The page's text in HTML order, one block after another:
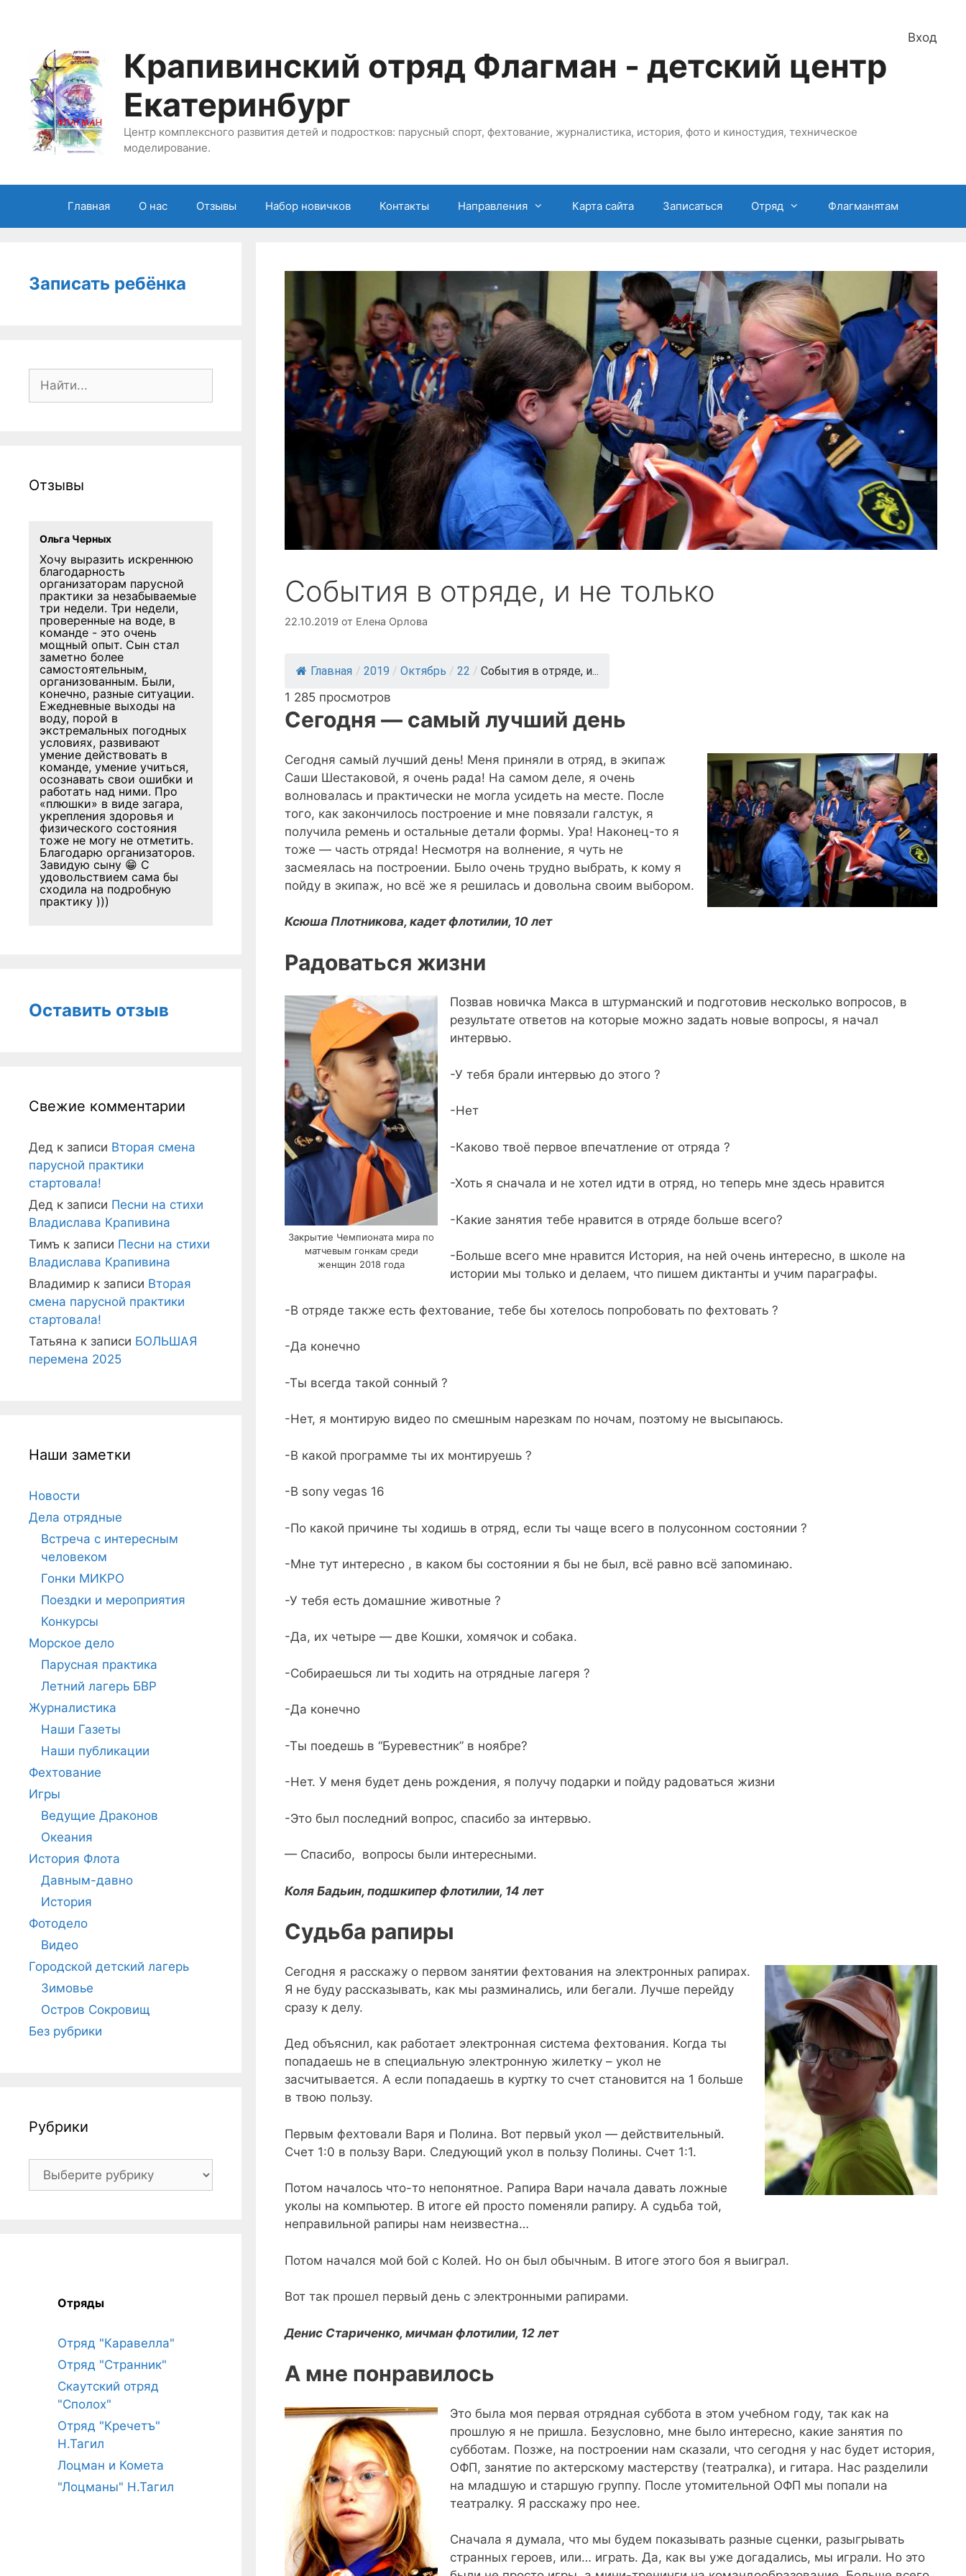
Вход
Крапивинский отряд Флагман - детский центр
Екатеринбург
Центр комплексного развития детей и подростков: парусный спорт, фехтование, журналистика, история, фото и киностудия, техническое
моделирование.
Главная О нас Отзывы Набор новичков Контакты Направления Карта сайта Записаться Отряд Флагманятам
События в отряде, и не только
22.10.2019 от Елена Орлова
Главная / 2019 / Октябрь / 22 / События в отряде, и...
1 285 просмотров
Сегодня — самый лучший день
Сегодня самый лучший день! Меня приняли в отряд, в экипаж
Саши Шестаковой, я очень рада! На самом деле, я очень
волновалась и практически не могла усидеть на месте. После
того, как закончилось построение и мне повязали галстук, я
получила ремень и остальные детали формы. Ура! Наконец-то я
тоже — часть отряда! Несмотря на волнение, я чуть не
засмеялась на построении. Было очень трудно выбрать, к кому я
пойду в экипаж, но всё же я решилась и довольна своим выбором.
Ксюша Плотникова, кадет флотилии, 10 лет
Радоваться жизни
Закрытие Чемпионата мира по
матчевым гонкам среди
женщин 2018 года
Позвав новичка Макса в штурманский и подготовив несколько вопросов, в
результате ответов на которые можно задать новые вопросы, я начал
интервью.
-У тебя брали интервью до этого ?
-Нет
-Каково твоё первое впечатление от отряда ?
-Хоть я сначала и не хотел идти в отряд, но теперь мне здесь нравится
-Какие занятия тебе нравится в отряде больше всего?
-Больше всего мне нравится История, на ней очень интересно, в школе на
истории мы только и делаем, что пишем диктанты и учим параграфы.
-В отряде также есть фехтование, тебе бы хотелось попробовать по фехтовать ?
-Да конечно
-Ты всегда такой сонный ?
-Нет, я монтирую видео по смешным нарезкам по ночам, поэтому не высыпаюсь.
-В какой программе ты их монтируешь ?
-В sony vegas 16
-По какой причине ты ходишь в отряд, если ты чаще всего в полусонном состоянии ?
-Мне тут интересно , в каком бы состоянии я бы не был, всё равно всё запоминаю.
-У тебя есть домашние животные ?
-Да, их четыре — две Кошки, хомячок и собака.
-Собираешься ли ты ходить на отрядные лагеря ?
-Да конечно
-Ты поедешь в “Буревестник” в ноябре?
-Нет. У меня будет день рождения, я получу подарки и пойду радоваться жизни
-Это был последний вопрос, спасибо за интервью.
— Спасибо, вопросы были интересными.
Коля Бадьин, подшкипер флотилии, 14 лет
Судьба рапиры
Сегодня я расскажу о первом занятии фехтования на электронных рапирах.
Я не буду рассказывать, как мы разминались, или бегали. Лучше перейду
сразу к делу.
Дед объяснил, как работает электронная система фехтования. Когда ты
попадаешь не в специальную электронную жилетку – укол не
засчитывается. А если попадаешь в куртку то счет становится на 1 больше
в твою пользу.
Первым фехтовали Варя и Полина. Вот первый укол — действительный.
Счет 1:0 в пользу Вари. Следующий укол в пользу Полины. Счет 1:1.
Потом началось что-то непонятное. Рапира Вари начала давать ложные
уколы на компьютер. В итоге ей просто поменяли рапиру. А судьба той,
неправильной рапиры нам неизвестна…
Потом начался мой бой с Колей. Но он был обычным. В итоге этого боя я выиграл.
Вот так прошел первый день с электронными рапирами.
Денис Стариченко, мичман флотилии, 12 лет
А мне понравилось
Это была моя первая отрядная суббота в этом учебном году, так как на
прошлую я не пришла. Безусловно, мне было интересно, какие занятия по
субботам. Позже, на построении нам сказали, что сегодня у нас будет история,
ОФП, занятие по актерскому мастерству (театралка), и гитара. Нас разделили
на младшую и старшую группу. После утомительной ОФП мы попали на
театралку. Я расскажу про нее.
Сначала я думала, что мы будем показывать разные сценки, разыгрывать
странных героев, или… играть. Да, как вы уже догадались, мы играли. Но это
Записать ребёнка
Поиск:
Отзывы
Ольга Черных
Хочу выразить искреннюю
благодарность
организаторам парусной
практики за незабываемые
три недели. Три недели,
проверенные на воде, в
команде - это очень
мощный опыт. Сын стал
заметно более
самостоятельным,
организованным. Были,
конечно, разные ситуации.
Ежедневные выходы на
воду, порой в
экстремальных погодных
условиях, развивают
умение действовать в
команде, умение учиться,
осознавать свои ошибки и
работать над ними. Про
«плюшки» в виде загара,
укрепления здоровья и
физического состояния
тоже не могу не отметить.
Благодарю организаторов.
Завидую сыну 😁 С
удовольствием сама бы
сходила на подробную
практику )))
Оставить отзыв
Свежие комментарии
Дед к записи Вторая смена
парусной практики
стартовала!
Дед к записи Песни на стихи
Владислава Крапивина
Тимъ к записи Песни на стихи
Владислава Крапивина
Владимир к записи Вторая
смена парусной практики
стартовала!
Татьяна к записи БОЛЬШАЯ
перемена 2025
Наши заметки
Новости
Дела отрядные
Встреча с интересным
человеком
Гонки МИКРО
Поездки и мероприятия
Конкурсы
Морское дело
Парусная практика
Летний лагерь БВР
Журналистика
Наши Газеты
Наши публикации
Фехтование
Игры
Ведущие Драконов
Океания
История Флота
Давным-давно
История
Фотодело
Видео
Городской детский лагерь
Зимовье
Остров Сокровищ
Без рубрики
Рубрики
Рубрики
Отряды
Отряд "Каравелла"
Отряд "Странник"
Скаутский отряд
"Сполох"
Отряд "Кречетъ"
Н.Тагил
Лоцман и Комета
"Лоцманы" Н.Тагил